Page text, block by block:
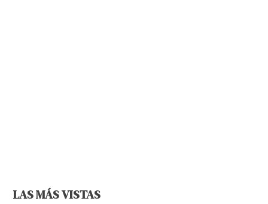
LAS MÁS VISTAS